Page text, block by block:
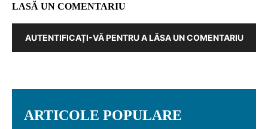
LASĂ UN COMENTARIU
AUTENTIFICAȚI-VĂ PENTRU A LĂSA UN COMENTARIU
ARTICOLE POPULARE